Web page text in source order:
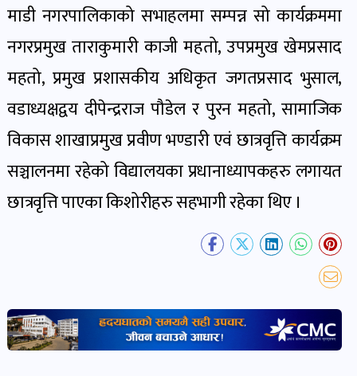
धर्म-
संस्कृति
पोष्ट
वातावरण
पोष्ट
पोष्ट
माडी नगरपालिकाको सभाहलमा सम्पन्न सो कार्यक्रममा
नगरप्रमुख ताराकुमारी काजी महतो, उपप्रमुख खेमप्रसाद
महतो, प्रमुख प्रशासकीय अधिकृत जगतप्रसाद भुसाल,
वडाध्यक्षद्वय दीपेन्द्रराज पौडेल र पुरन महतो, सामाजिक
विकास शाखाप्रमुख प्रवीण भण्डारी एवं छात्रवृत्ति कार्यक्रम
सञ्चालनमा रहेको विद्यालयका प्रधानाध्यापकहरु लगायत
छात्रवृत्ति पाएका किशोरीहरु सहभागी रहेका थिए ।